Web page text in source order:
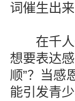
词催生出来
在千人
想要表达
顺”？当感
能引发青